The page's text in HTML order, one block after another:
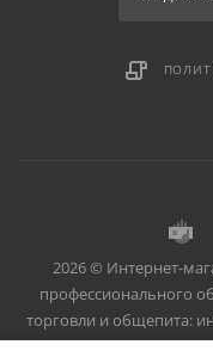
2026 © Интернет-
профессионального
торговли и общепита:
для